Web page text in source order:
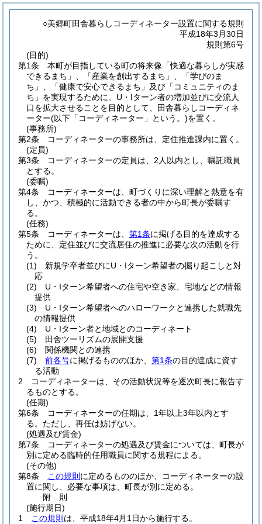
○美郷町田舎暮らしコーディネーター設置に関する規則
平成18年3月30日
規則第6号
(目的)
第1条
本町が目指している町の将来像「快適な暮らしが実感
できるまち」、「産業を創出するまち」、「学びのま
ち」、「健康で安心できるまち」及び「コミュニティのま
ち」を実現するために、U・Iターン者の増加並びに交流人
口を拡大させることを目的として、田舎暮らしコーディネ
ーター(以下「コーディネーター」という。)を置く。
(事務所)
第2条
コーディネーターの事務所は、定住推進課内に置く。
(定員)
第3条
コーディネーターの定員は、2人以内とし、嘱託職員
とする。
(委嘱)
第4条
コーディネーターは、町づくりに深い理解と熱意を有
し、かつ、積極的に活動できる者の中から町長が委嘱す
る。
(任務)
第5条
コーディネーターは、 第1条に掲げる目的を達成する
ために、定住並びに交流居住の推進に必要な次の活動を行
う。
(1)
新規学卒者並びにU・Iターン希望者の掘り起こしと対
応
(2)
U・Iターン希望者への住宅や空き家、宅地などの情報
提供
(3)
U・Iターン希望者へのハローワークと連携した就職先
の情報提供
(4)
U・Iターン者と地域とのコーディネート
(5)
田舎ツーリズムの展開支援
(6)
関係機関との連携
(7)
前各号に掲げるもののほか、 第1条の目的達成に資す
る活動
2
コーディネーターは、その活動状況等を逐次町長に報告す
るものとする。
(任期)
第6条
コーディネーターの任期は、1年以上3年以内とす
る。 ただし、再任は妨げない。
(処遇及び賃金)
第7条
コーディネーターの処遇及び賃金については、町長が
別に定める臨時的任用職員に関する規程による。
(その他)
第8条
この規則 に定めるもののほか、コーディネーターの設
置に関し、必要な事項は、町長が別に定める。
附 則
(施行期日)
1
この規則 は、平成18年4月1日から施行する。